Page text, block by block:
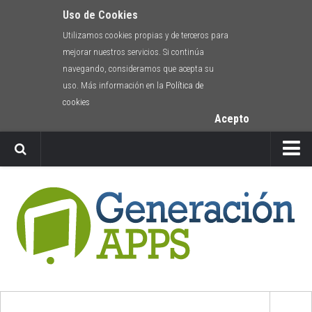
Uso de Cookies
Utilizamos cookies propias y de terceros para
mejorar nuestros servicios. Si continúa
navegando, consideramos que acepta su
uso. Más información en la Política de
cookies
Acepto
Envíanos tu app